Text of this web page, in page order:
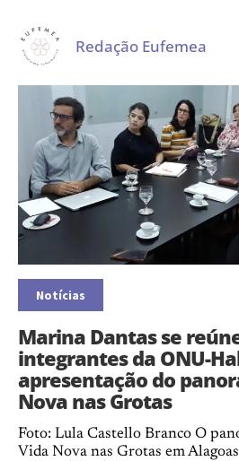
Redação Eufemea
Notícias
Marina Dantas se
integrantes da ONU-
apresentação do
Nova nas Grotas
Foto: Lula Castello Branco O
Vida Nova nas Grotas em